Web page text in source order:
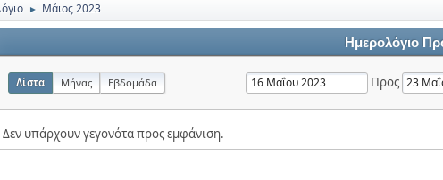
► Μάιος 2023
Ημερολόγιο
Λίστα Μήνας Εβδομάδα Προς
Δεν υπάρχουν γεγονότα προς εμφάνιση.